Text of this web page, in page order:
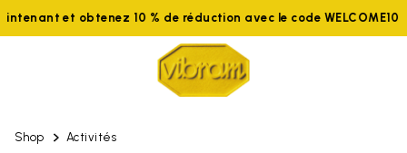
et obtenez 10 % de réduction avec le code WELCOME10
Shop Activités